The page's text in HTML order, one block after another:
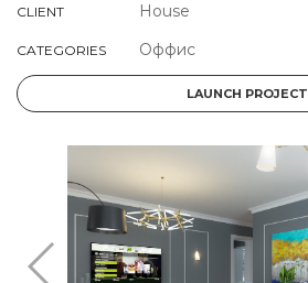
CLIENT House
CATEGORIES Оффис
LAUNCH PROJECT